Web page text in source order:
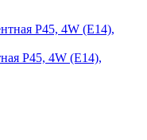
P45, 4W (E14),